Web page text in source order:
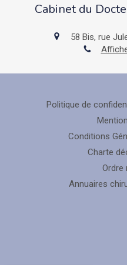
Cabinet du
58 Bis, rue
Politique de
Conditions
Charte
Ordre
Annuaires